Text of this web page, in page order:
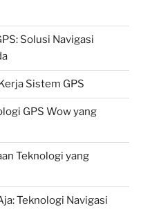
Solusi Navigasi
Sistem GPS
GPS Wow yang
Teknologi yang
Teknologi Navigasi